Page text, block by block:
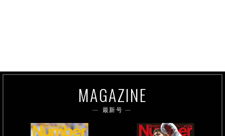
MAGAZINE
最新号